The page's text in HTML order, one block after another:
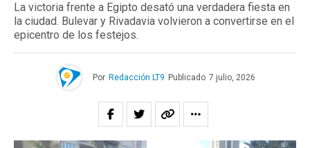
La victoria frente a Egipto desató una verdadera fiesta en
la ciudad. Bulevar y Rivadavia volvieron a convertirse en el
epicentro de los festejos.
Por Redacción LT9 Publicado 7 julio, 2026